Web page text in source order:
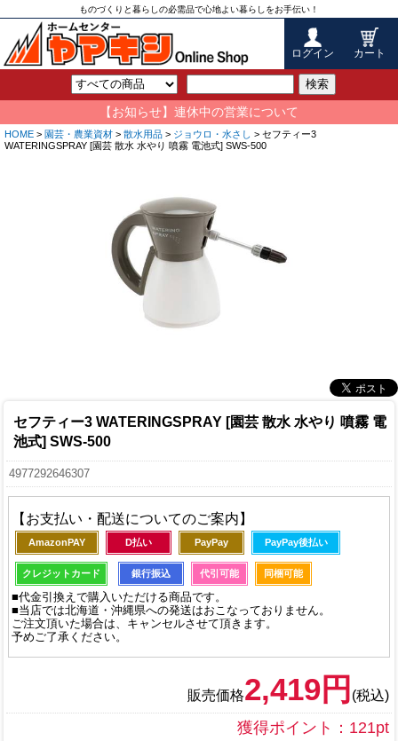
ものづくりと暮らしの必需品で心地よい暮らしをお手伝い！
ログイン カート
検索
【お知らせ】連休中の営業について
HOME > 園芸・農業資材 > 散水用品 > ジョウロ・水さし > セフティー3
WATERINGSPRAY [園芸 散水 水やり 噴霧 電池式] SWS-500
セフティー3 WATERINGSPRAY [園芸 散水 水やり 噴霧 電
池式] SWS-500
4977292646307
【お支払い・配送についてのご案内】
AmazonPAY D払い PayPay PayPay後払い
クレジットカード 銀行振込 代引可能 同梱可能
■代金引換えで購入いただける商品です。
■当店では北海道・沖縄県への発送はおこなっておりません。
ご注文頂いた場合は、キャンセルさせて頂きます。
予めご了承ください。
販売価格2,419円 (税込)
獲得ポイント：121pt